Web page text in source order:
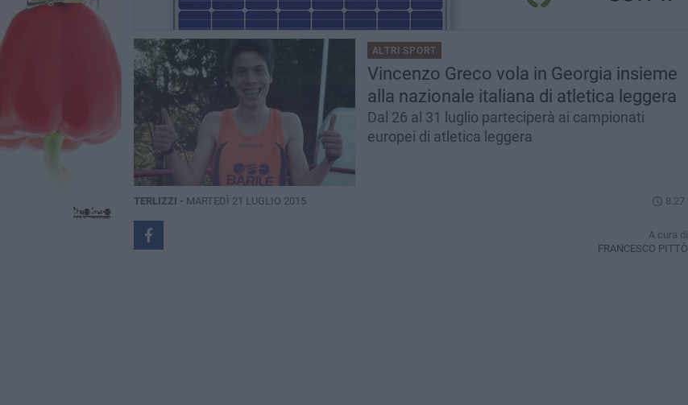
ALTRI SPORT
Vincenzo Greco vola in Georgia insieme
alla nazionale italiana di atletica leggera
Dal 26 al 31 luglio parteciperà ai campionati
europei di atletica leggera
TERLIZZI - MARTEDÌ 21 LUGLIO 2015 8.27
A cura di
FRANCESCO PITTÒ